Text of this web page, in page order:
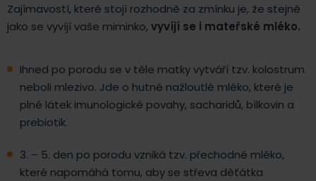
Zajímavostí, které stojí rozhodně za zmínku je, že stejně
jako se vyvíjí vaše miminko, vyvíjí se i mateřské mléko.
Ihned po porodu se v těle matky vytváří tzv. kolostrum
neboli mlezivo. Jde o hutné nažloutlé mléko, které je
plné látek imunologické povahy, sacharidů, bílkovin a
prebiotik.
3. – 5. den po porodu vzniká tzv. přechodné mléko,
které napomáhá tomu, aby se střeva děťátka